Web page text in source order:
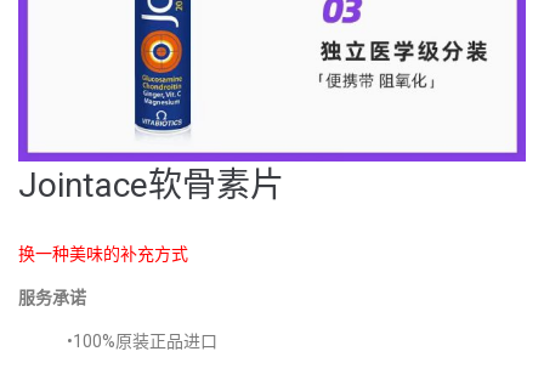
Jointace软骨素片
换一种美味的补充方式
服务承诺
•100%原装正品进口